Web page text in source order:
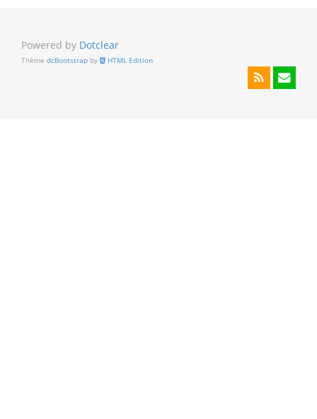
Powered by Dotclear
Thème dcBootstrap by HTML Edition